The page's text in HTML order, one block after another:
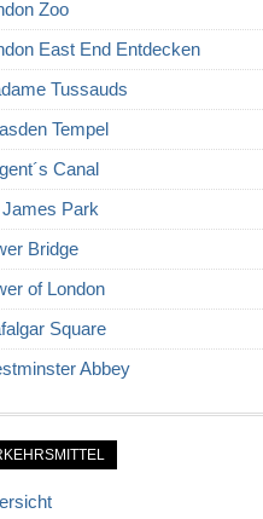
Zoo
East End Entdecken
Tussauds
Tempel
Canal
James Park
Bridge
of London
Square
Abbey